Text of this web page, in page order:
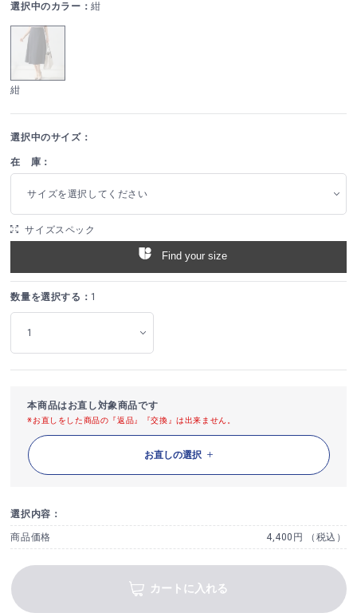
選択中のカラー：紺
紺
選択中のサイズ：
在 庫：
サイズを選択してください
サイズスペック
Find your size
数量を選択する： 1
本商品はお直し対象商品です
※お直しをした商品の『返品』『交換』は出来ません。
お直しの選択
選択内容：
商品価格 4,400円 （税込）
カートに入れる